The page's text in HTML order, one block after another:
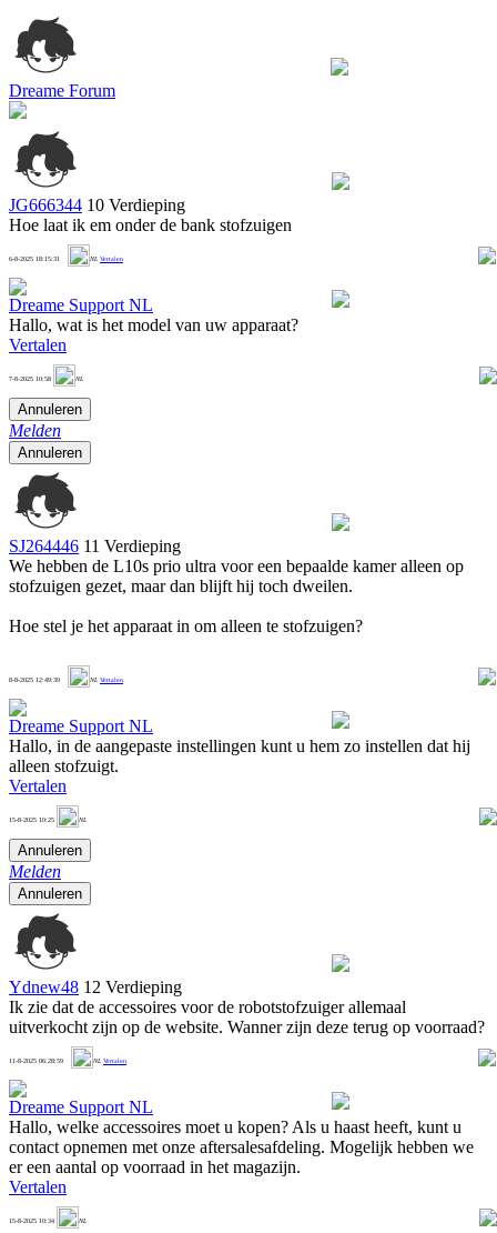
Dreame Forum
JG666344 10 Verdieping
Hoe laat ik em onder de bank stofzuigen
6-8-2025 18:15:31 NL Vertalen 1
Dreame Support NL
Hallo, wat is het model van uw apparaat?
Vertalen
7-8-2025 10:58 NL 1
Annuleren
Melden
Annuleren
SJ264446 11 Verdieping
We hebben de L10s prio ultra voor een bepaalde kamer alleen op
stofzuigen gezet, maar dan blijft hij toch dweilen.
Hoe stel je het apparaat in om alleen te stofzuigen?
8-8-2025 12:49:39 NL Vertalen 1
Dreame Support NL
Hallo, in de aangepaste instellingen kunt u hem zo instellen dat hij
alleen stofzuigt.
Vertalen
15-8-2025 10:25 NL 0
Annuleren
Melden
Annuleren
Ydnew48 12 Verdieping
Ik zie dat de accessoires voor de robotstofzuiger allemaal
uitverkocht zijn op de website. Wanner zijn deze terug op voorraad?
11-8-2025 06:28:59 NL Vertalen 0
Dreame Support NL
Hallo, welke accessoires moet u kopen? Als u haast heeft, kunt u
contact opnemen met onze aftersalesafdeling. Mogelijk hebben we
er een aantal op voorraad in het magazijn.
Vertalen
15-8-2025 10:34 NL 1